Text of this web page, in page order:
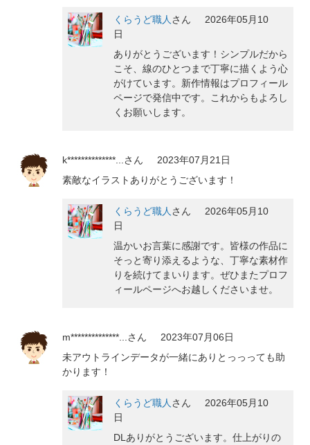
くらうど職人 さん
2026年05月10
日
ありがとうございます！シンプルだから
こそ、線のひとつまで丁寧に描くよう心
がけています。新作情報はプロフィール
ページで発信中です。これからもよろし
くお願いします。
k**************... さん
2023年07月21日
素敵なイラストありがとうございます！
くらうど職人 さん
2026年05月10
日
温かいお言葉に感謝です。皆様の作品に
そっと寄り添えるような、丁寧な素材作
りを続けてまいります。ぜひまたプロフ
ィールページへお越しくださいませ。
m**************... さん
2023年07月06日
未アウトラインデータが一緒にありとっっっても助
かります！
くらうど職人 さん
2026年05月10
日
DLありがとうございます。仕上がりの